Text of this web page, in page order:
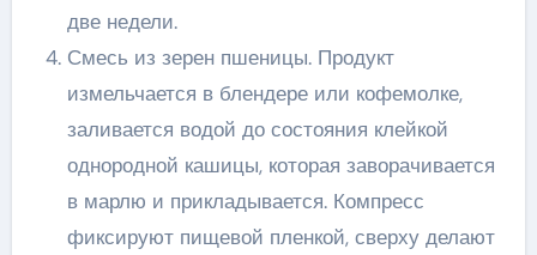
две недели.
Смесь из зерен пшеницы. Продукт
измельчается в блендере или кофемолке,
заливается водой до состояния клейкой
однородной кашицы, которая заворачивается
в марлю и прикладывается. Компресс
фиксируют пищевой пленкой, сверху делают